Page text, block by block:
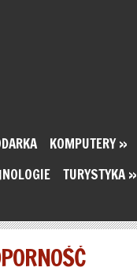
KOMPUTERY»
TURYSTYKA »